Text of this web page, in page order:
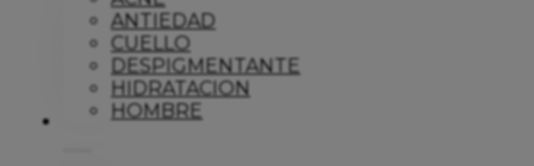
ANTIEDAD
CUELLO
DESPIGMENTANTE
HIDRATACION
HOMBRE
Solar